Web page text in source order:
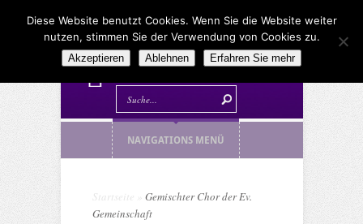
NAVIGATIONS MENÜ
Startseite
Gemischter Chor der Ev.
Gemeinschaft
Diese Website benutzt Cookies. Wenn Sie die Website weiter
nutzen, stimmen Sie der Verwendung von Cookies zu.
Akzeptieren Ablehnen Erfahren Sie mehr